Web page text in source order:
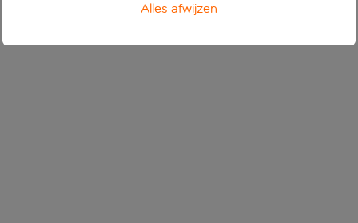
Alles afwijzen